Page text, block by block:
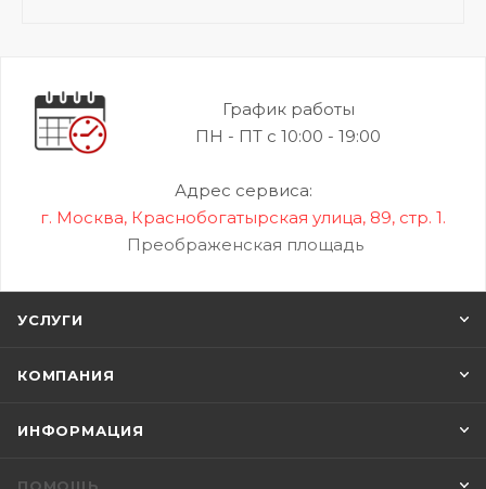
График работы
ПН - ПТ с 10:00 - 19:00
Адрес сервиса:
г. Москва, Краснобогатырская улица, 89, стр. 1.
Преображенская площадь
УСЛУГИ
КОМПАНИЯ
ИНФОРМАЦИЯ